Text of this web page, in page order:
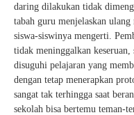
daring dilakukan tidak
tabah guru menjelaskan
siswa-siswinya mengerti.
tidak meninggalkan
disuguhi pelajaran yang
dengan tetap menerapkan
sangat tak terhingga saat
sekolah bisa bertemu teman-